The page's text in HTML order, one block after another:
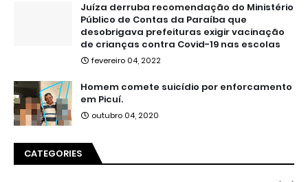
Juíza derruba recomendação do Ministério
Público de Contas da Paraíba que
desobrigava prefeituras exigir vacinação
de crianças contra Covid-19 nas escolas
fevereiro 04, 2022
Homem comete suicídio por enforcamento
em Picuí.
outubro 04, 2020
CATEGORIES